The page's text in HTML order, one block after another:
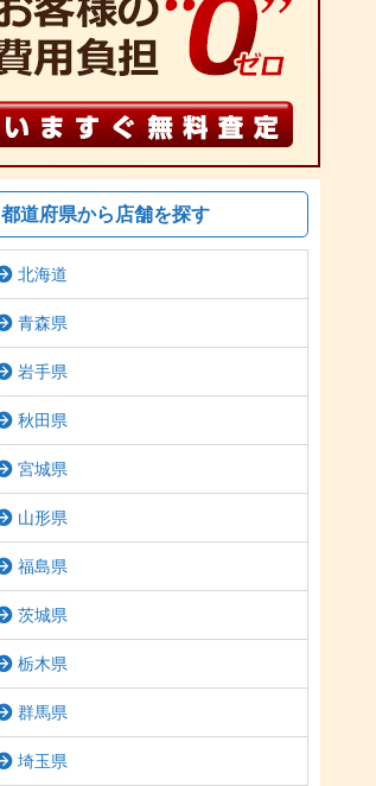
都道府県から店舗を探す
北海道
青森県
岩手県
秋田県
宮城県
山形県
福島県
茨城県
栃木県
群馬県
埼玉県